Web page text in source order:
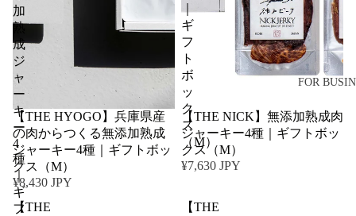
FOR
加
熟
成
ジ
ャ
ー
キ
ー
4
種
｜
ギ
フ
【THE HYOGO】兵庫県産
の肉からつくる無添加熟成
ジャーキー4種｜ギフトボッ
クス（M）
¥8,430 JPY
｜
ギ
フ
ト
ボ
ッ
ク
ス
（M）
【THE NICK】無添加熟成肉
ジャーキー4種｜ギフトボッ
クス（M）
¥7,630 JPY
【THE
【THE